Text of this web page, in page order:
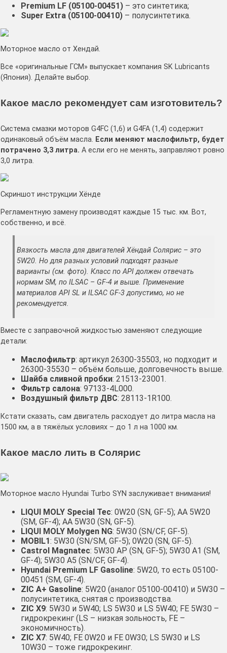
Premium LF (05100-00451) – это синтетика;
Super Extra (05100-00410) – полусинтетика.
Моторное масло от Хендай.
Все «оригинальные ГСМ» выпускает компания SK Lubricants
(Япония). Делайте выбор.
Какое масло рекомендует сам изготовитель?
Система смазки моторов G4FC (1,6) и G4FA (1,4) содержит
одинаковый объём масла. Если меняют маслофильтр, будет
потрачено 3,3 литра. А если его не менять, заправляют ровно
3,0 литра.
Скриншот инструкции Хёнде
Регламентную замену производят каждые 15 тыс. км. Вот,
собственно, и всё.
Вязкость масла для двигателей Хёндай Солярис – это
5W20. Но для разных условий подходят разные
варианты (см. фото). Класс по API должен отвечать
нормам SM, по ILSAC – GF-4 и выше. Применение
материалов API SL и ILSAC GF-3 допустимо, но не
рекомендуется.
Вместе с заправочной жидкостью заменяют следующие
детали:
Маслофильтр: артикул 26300-35503, но подходит и
26300-35530 – объём больше, долговечность выше.
Шайба сливной пробки: 21513-23001.
Фильтр салона: 97133-4L000.
Воздушный фильтр ДВС: 28113-1R100.
Кстати сказать, сам двигатель расходует до литра масла на
1500 км, а в тяжёлых условиях – до 1 л на 1000 км.
Какое масло лить в Солярис
Моторное масло Hyundai Turbo SYN заслуживает внимания!
LIQUI MOLY Special Tec: 0W20 (SN, GF-5); AA 5W20
(SM, GF-4); AA 5W30 (SN, GF-5).
LIQUI MOLY Molygen NG: 5W30 (SN/CF, GF-5).
MOBIL1: 5W30 (SN/SM, GF-5); 0W20 (SN, GF-5).
Castrol Magnatec: 5W30 AP (SN, GF-5); 5W30 A1 (SM,
GF-4); 5W30 A5 (SN/CF, GF-4).
Hyundai Premium LF Gasoline: 5W20, то есть 05100-
00451 (SM, GF-4).
ZIC A+ Gasoline: 5W20 (аналог 05100-00410) и 5W30 –
полусинтетика, снятая с производства.
ZIC X9: 5W30 и 5W40; LS 5W30 и LS 5W40; FE 5W30 –
гидрокрекинг (LS – низкая зольность, FE –
экономичность).
ZIC X7: 5W40; FE 0W20 и FE 0W30; LS 5W30 и LS
10W30 – тоже гидрокрекинг.